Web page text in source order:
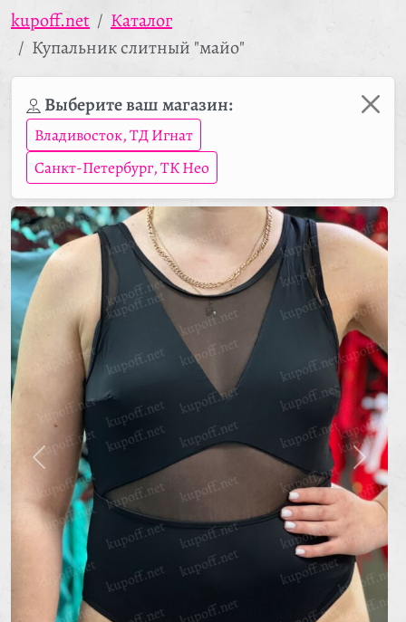
kupoff.net
Каталог
Купальник слитный "майо"
Выберите ваш магазин:
Владивосток, ТД Игнат
Санкт-Петербург, ТК Нео